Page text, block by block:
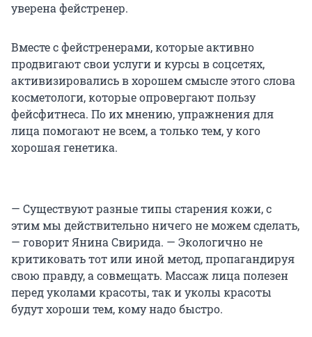
уверена фейстренер.
Вместе с фейстренерами, которые активно
продвигают свои услуги и курсы в соцсетях,
активизировались в хорошем смысле этого слова
косметологи, которые опровергают пользу
фейсфитнеса. По их мнению, упражнения для
лица помогают не всем, а только тем, у кого
хорошая генетика.
— Существуют разные типы старения кожи, с
этим мы действительно ничего не можем сделать,
— говорит Янина Свирида. — Экологично не
критиковать тот или иной метод, пропагандируя
свою правду, а совмещать. Массаж лица полезен
перед уколами красоты, так и уколы красоты
будут хороши тем, кому надо быстро.